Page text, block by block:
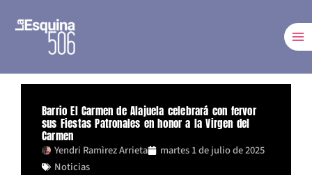
Barrio El Carmen de Alajuela celebrará con fervor
sus Fiestas Patronales en honor a la Virgen del
Carmen
Yendri Ramìrez Arrieta
martes 1 de julio de 2025
Noticias